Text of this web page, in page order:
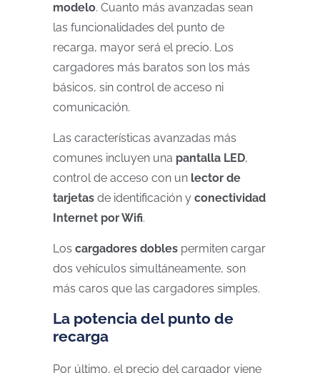
modelo. Cuanto más avanzadas sean
las funcionalidades del punto de
recarga, mayor será el precio. Los
cargadores más baratos son los más
básicos, sin control de acceso ni
comunicación.
Las características avanzadas más
comunes incluyen una pantalla LED,
control de acceso con un lector de
tarjetas de identificación y conectividad
Internet por Wifi.
Los cargadores dobles permiten cargar
dos vehículos simultáneamente, son
más caros que las cargadores simples.
La potencia del punto de
recarga
Por último, el precio del cargador viene